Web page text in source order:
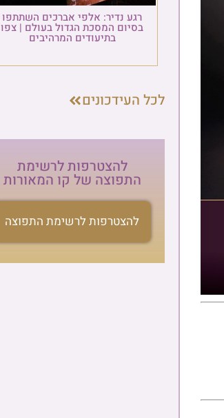
רגע נדיר: אלפי אברכים השתתפו
בסיום המסכת הגדול בעולם | צפו
בתיעודים המרהיבים
לכל העידכונים
להצטרפות לרשימת
התפוצה של קו המאורות
להצטרפות לרשימת התפוצה